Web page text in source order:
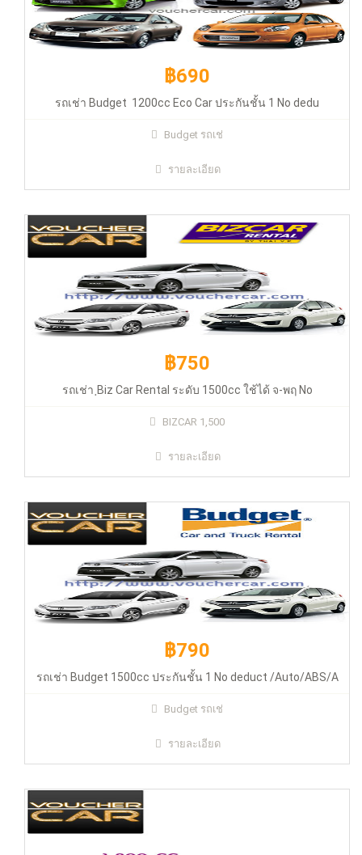
฿690
รถเช่า Budget 1200cc Eco Car ประกันชั้น 1 No dedu
Budget รถเช่
รายละเอียด
฿750
รถเช่า ฺBiz Car Rental ระดับ 1500cc ใช้ได้ จ-พฤ No
฿750
BIZCAR 1,500
รายละเอียด
฿790
รถเช่า Budget 1500cc ประกันชั้น 1 No deduct /Auto/ABS/A
Budget รถเช่
รายละเอียด